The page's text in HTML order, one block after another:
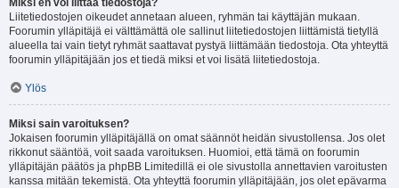
Miksi en voi liittää tiedostoja?
Liitetiedostojen oikeudet annetaan alueen, ryhmän tai käyttäjän mukaan.
Foorumin ylläpitäjä ei välttämättä ole sallinut liitetiedostojen liittämistä tietyllä
alueella tai vain tietyt ryhmät saattavat pystyä liittämään tiedostoja. Ota yhteyttä
foorumin ylläpitäjään jos et tiedä miksi et voi lisätä liitetiedostoja.
Ylös
Miksi sain varoituksen?
Jokaisen foorumin ylläpitäjällä on omat säännöt heidän sivustollensa. Jos olet
rikkonut sääntöä, voit saada varoituksen. Huomioi, että tämä on foorumin
ylläpitäjän päätös ja phpBB Limitedillä ei ole sivustolla annettavien varoitusten
kanssa mitään tekemistä. Ota yhteyttä foorumin ylläpitäjään, jos olet epävarma